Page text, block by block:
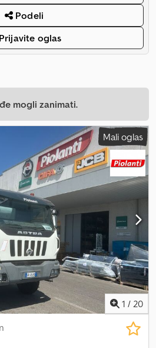
Podeli
oglas
mogli zanimati.
Mali oglas
1 / 20